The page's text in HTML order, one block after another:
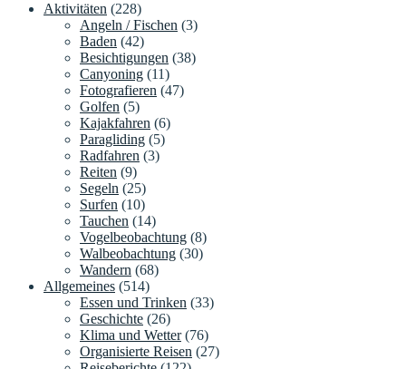
Aktivitäten (228)
Angeln / Fischen (3)
Baden (42)
Besichtigungen (38)
Canyoning (11)
Fotografieren (47)
Golfen (5)
Kajakfahren (6)
Paragliding (5)
Radfahren (3)
Reiten (9)
Segeln (25)
Surfen (10)
Tauchen (14)
Vogelbeobachtung (8)
Walbeobachtung (30)
Wandern (68)
Allgemeines (514)
Essen und Trinken (33)
Geschichte (26)
Klima und Wetter(76)
Organisierte Reisen (27)